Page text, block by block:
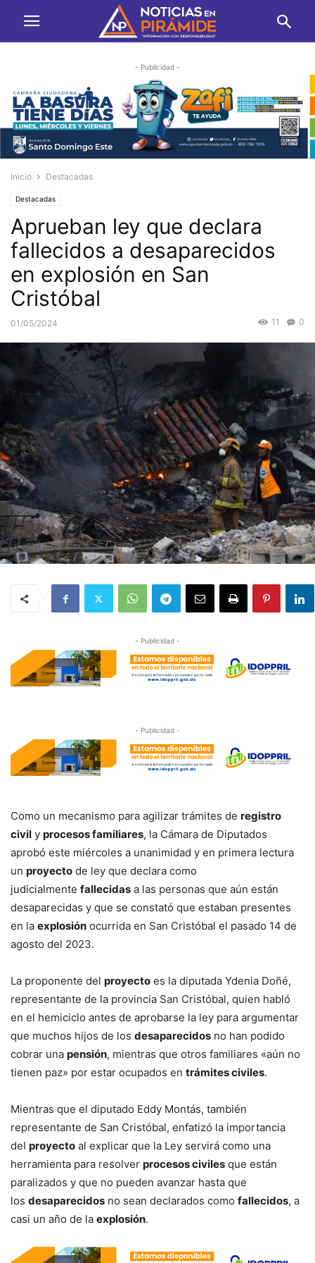
- Publicidad -
Inicio Destacadas
Destacadas
Aprueban ley que declara
fallecidos a desaparecidos
en explosión en San
Cristóbal
01/05/2024 0
11
- Publicidad -
- Publicidad -
Como un mecanismo para agilizar trámites de registro
civil y procesos familiares, la Cámara de Diputados
aprobó este miércoles a unanimidad y en primera lectura
un proyecto de ley que declara como
judicialmente fallecidas a las personas que aún están
desaparecidas y que se constató que estaban presentes
en la explosión ocurrida en San Cristóbal el pasado 14 de
agosto del 2023.
La proponente del proyecto es la diputada Ydenia Doñé,
representante de la provincia San Cristóbal, quien habló
en el hemiciclo antes de aprobarse la ley para argumentar
que muchos hijos de los desaparecidos no han podido
cobrar una pensión, mientras que otros familiares «aún no
tienen paz» por estar ocupados en trámites civiles.
Mientras que el diputado Eddy Montás, también
representante de San Cristóbal, enfatizó la importancia
del proyecto al explicar que la Ley servirá como una
herramienta para resolver procesos civiles que están
paralizados y que no pueden avanzar hasta que
los desaparecidos no sean declarados como fallecidos, a
casi un año de la explosión.